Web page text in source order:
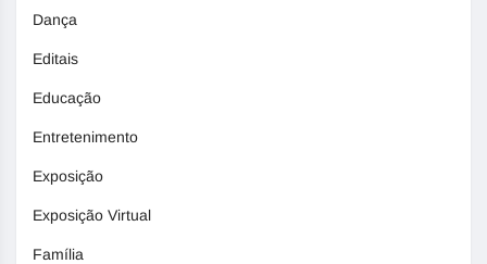
Dança
Editais
Educação
Entretenimento
Exposição
Exposição Virtual
Família